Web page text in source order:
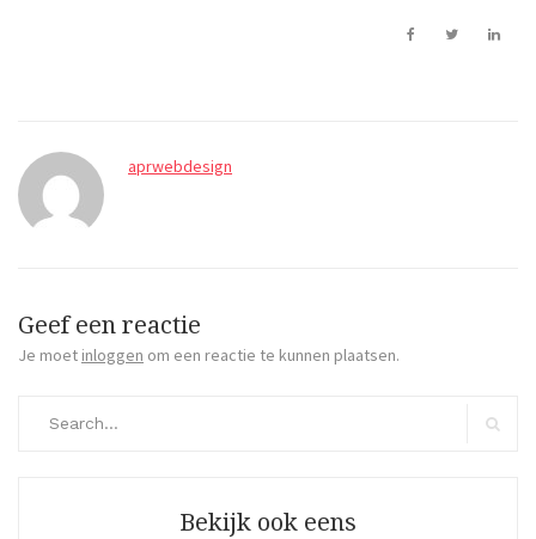
aprwebdesign
Geef een reactie
Je moet inloggen om een reactie te kunnen plaatsen.
Bekijk ook eens